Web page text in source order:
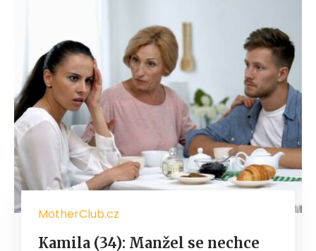
MotherClub.cz
Kamila (34): Manžel se nechce